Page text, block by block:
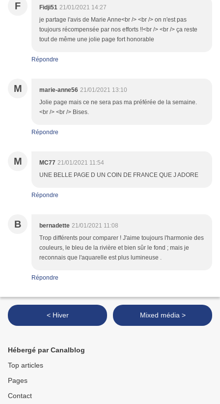
F Fidji51 21/01/2021 14:27
je partage l'avis de Marie Anne<br /> <br /> on n'est pas
toujours récompensée par nos efforts !!<br /> <br /> ça reste
tout de même une jolie page fort honorable
Répondre
M marie-anne56 21/01/2021 13:10
Jolie page mais ce ne sera pas ma préférée de la semaine.
<br /> <br /> Bises.
Répondre
M MC77 21/01/2021 11:54
UNE BELLE PAGE D UN COIN DE FRANCE QUE J ADORE
Répondre
B bernadette 21/01/2021 11:08
Trop différents pour comparer ! J'aime toujours l'harmonie des
couleurs, le bleu de la rivière et bien sûr le fond ; mais je
reconnais que l'aquarelle est plus lumineuse .
Répondre
< Hiver Mixed média >
Hébergé par Canalblog
Top articles
Pages
Contact